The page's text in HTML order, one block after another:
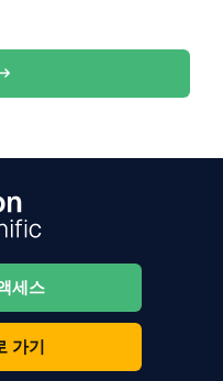
세스
가기